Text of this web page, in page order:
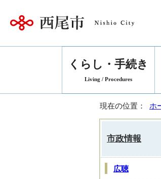
くらし・手続き
Living / Procedures
現在の位置： ホ
市政情報
広聴